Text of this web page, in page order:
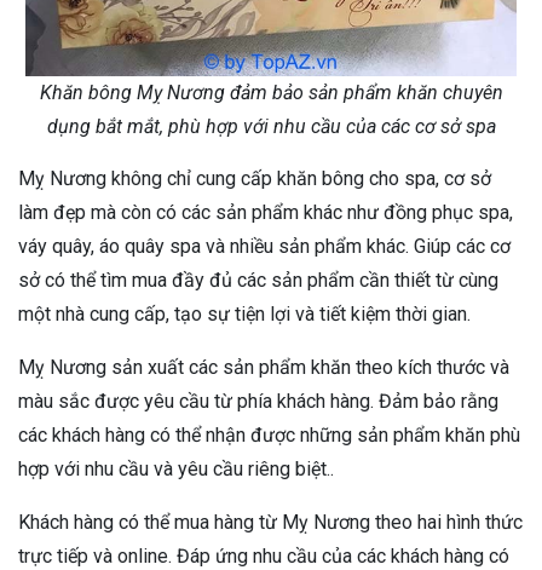
Khăn bông Mỵ Nương đảm bảo sản phẩm khăn chuyên
dụng bắt mắt, phù hợp với nhu cầu của các cơ sở spa
Mỵ Nương không chỉ cung cấp khăn bông cho spa, cơ sở
làm đẹp mà còn có các sản phẩm khác như đồng phục spa,
váy quây, áo quây spa và nhiều sản phẩm khác. Giúp các cơ
sở có thể tìm mua đầy đủ các sản phẩm cần thiết từ cùng
một nhà cung cấp, tạo sự tiện lợi và tiết kiệm thời gian.
Mỵ Nương sản xuất các sản phẩm khăn theo kích thước và
màu sắc được yêu cầu từ phía khách hàng. Đảm bảo rằng
các khách hàng có thể nhận được những sản phẩm khăn phù
hợp với nhu cầu và yêu cầu riêng biệt..
Khách hàng có thể mua hàng từ Mỵ Nương theo hai hình thức
trực tiếp và online. Đáp ứng nhu cầu của các khách hàng có